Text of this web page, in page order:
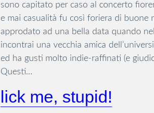
sono capitato per caso al concerto
e mai casualità fu così foriera di buone
approdato ad una bella data quando
incontrai una vecchia amica
ed ha gusti molto indie-raffinati (e
Questi…
lick me, stupid!